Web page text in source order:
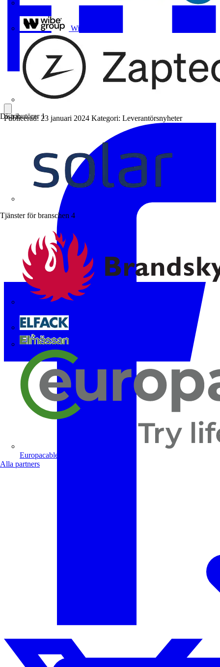
Wibe Group
Distributörer 1
Tjänster för branschen 4
Europacable
Alla partners
Publicerad: 23 januari 2024 Kategori: Leverantörsnyheter